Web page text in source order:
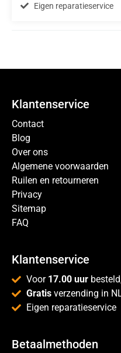
Eigen reparatieservice
Klantenservice
Contact
Blog
Over ons
Algemene voorwaarden
Ruilen en retourneren
Privacy
Sitemap
FAQ
Klantenservice
Voor 17.00 uur
Gratis verzending in
Eigen reparatieservice
Betaalmethoden